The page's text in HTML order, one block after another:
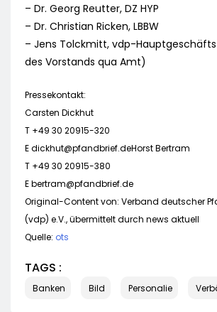
– Dr. Georg Reutter, DZ HYP
– Dr. Christian Ricken, LBBW
– Jens Tolckmitt, vdp-
des Vorstands qua Amt)
Pressekontakt:
Carsten Dickhut
T +49 30 20915-320
Edickhut@pfandbrief.deHorstBertram
T +49 30 20915-380
Ebertram@pfandbrief.de
Original-Content von: Verband deutscher
(vdp) e.V., übermittelt durch news aktuell
Quelle: ots
TAGS :
Banken Bild Personalie